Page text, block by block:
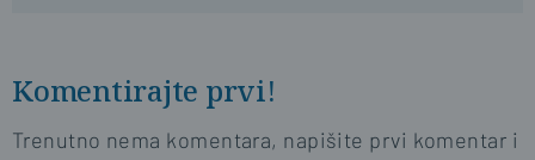
Komentirajte prvi!
Trenutno nema komentara, napišite prvi komentar i